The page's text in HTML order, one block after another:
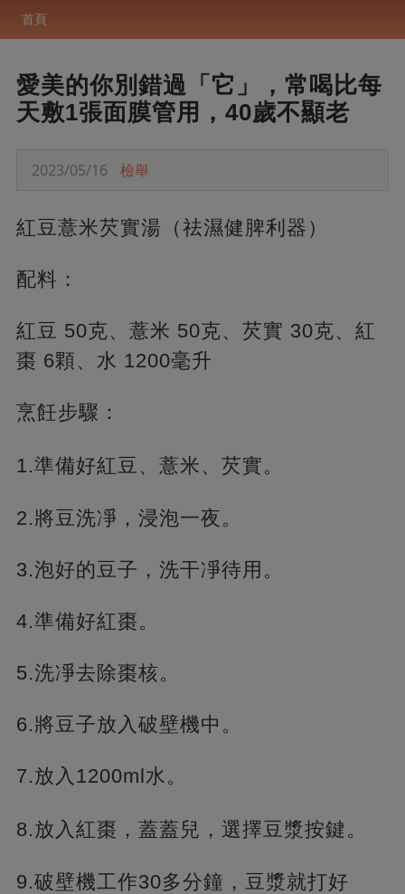
首頁
愛美的你別錯過「它」，常喝比每
天敷1張面膜管用，40歲不顯老
2023/05/16 檢舉
紅豆薏米芡實湯（祛濕健脾利器）
配料：
紅豆 50克、薏米 50克、芡實 30克、紅
棗 6顆、水 1200毫升
烹飪步驟：
1.準備好紅豆、薏米、芡實。
2.將豆洗凈，浸泡一夜。
3.泡好的豆子，洗干凈待用。
4.準備好紅棗。
5.洗凈去除棗核。
6.將豆子放入破壁機中。
7.放入1200ml水。
8.放入紅棗，蓋蓋兒，選擇豆漿按鍵。
9.破壁機工作30多分鐘，豆漿就打好